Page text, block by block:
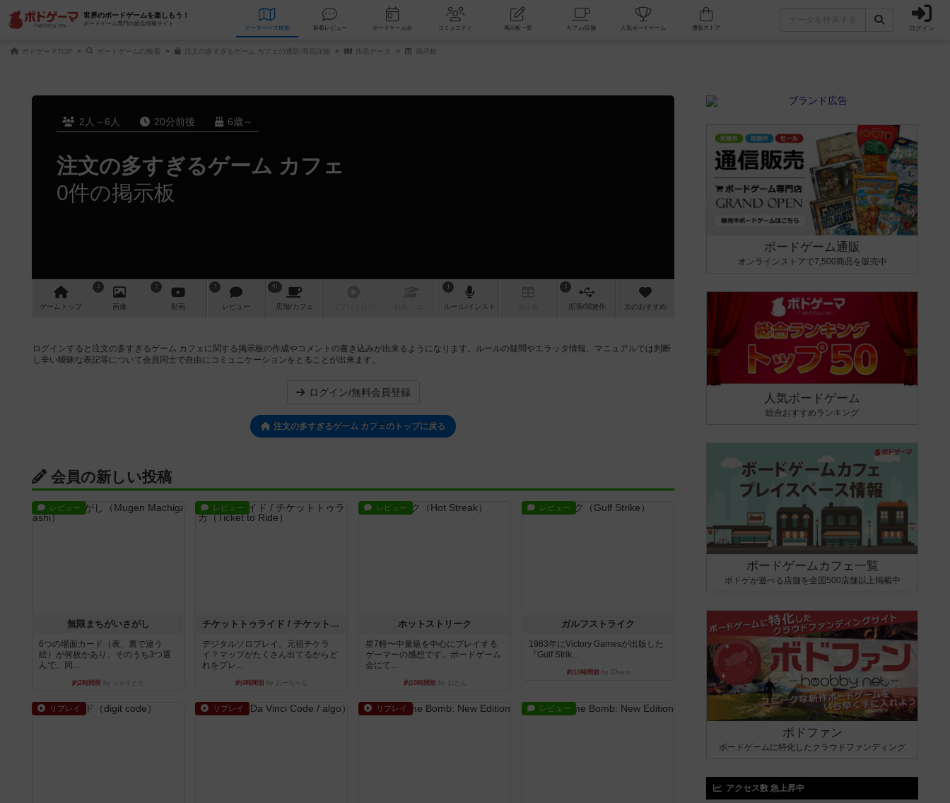
世界のボードゲームを楽しもう！
ボードゲーム専門の総合情報サイト
データベース 検索 新着レビュー ボードゲーム会 コミュニティ 掲示板一覧 カフェ/店舗 人気ボードゲーム ログイン
ボドゲーマTOP ボードゲームの検索 注文の多すぎるゲーム カフェの通販/商品詳細 作品データ 掲示板
2人～6人 20分前後 6歳～
注文の多すぎるゲーム カフェ
0件の掲示板
ゲーム トップ
4
画像
2
動画
7
レビュー
91
店舗/カフェ
1
ルール/インスト
3
拡張/関連作 次のおすすめ
ログインすると注文の多すぎるゲーム カフェに関する掲示板の作成やコメントの書き込みが出来るようになります。ルールの疑問やエラッタ情報、マニュアルでは判断
し辛い曖昧な表記等について会員同士で自由にコミュニケーションをとることが出来ます。
ログイン/無料会員登録
注文の多すぎるゲーム カフェのトップに戻る
会員の新しい投稿
レビュー
無限まちがいさがし
6つの場面カード（表、裏で違う
絵）が何枚かあり、そのうち3つ選
んで、同...
約2時間前 by ジェイとと
レビュー
チケットトゥライド / チケットトゥライドアメリカ
デジタルソロプレイ。元祖チケラ
イ？マップがたくさん出てるからど
れをプレ...
約3時間前 by おーちゃん
レビュー
ホットストリーク
星7軽〜中量級を中心にプレイする
ゲーマーの感想です。ボードゲーム
会にて...
約10時間前by おとん
レビュー
ガルフストライク
1983年にVictory Gamesが出版した
『Gulf Strik...
約10時間前by Chaco
リプレイ リプレイ リプレイ レビュー
ボードゲーム通販
オンラインストアで7,500商品を販売中
人気ボードゲーム
総合おすすめランキング
ボードゲームカフェ一覧
ボドゲが遊べる店舗を全国500店舗以上掲載中
ボドファン
ボードゲームに特化したクラウドファンディング
アクセス数 急上昇中